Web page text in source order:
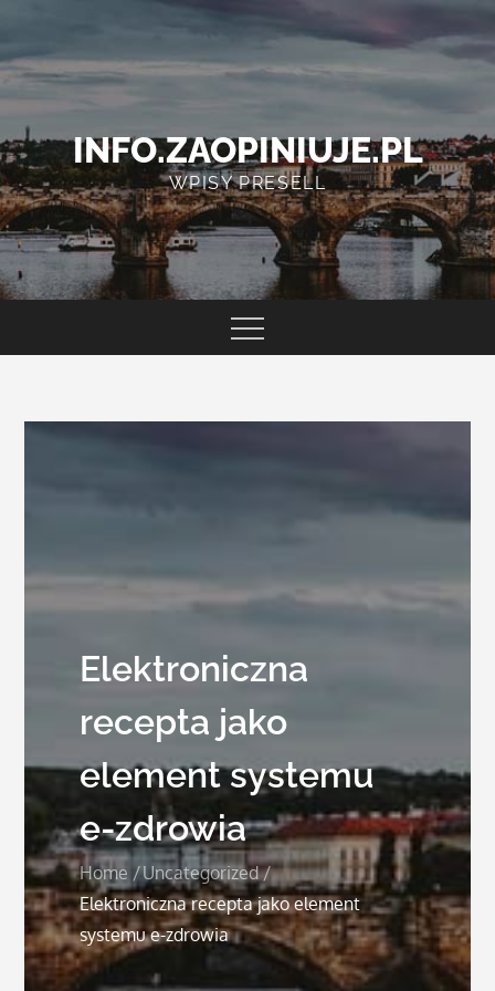
content
INFO.ZAOPINIUJE.PL
WPISY PRESELL
Elektroniczna
recepta jako
element systemu
e-zdrowia
Home
Uncategorized
Elektroniczna recepta jako element
systemu e-zdrowia